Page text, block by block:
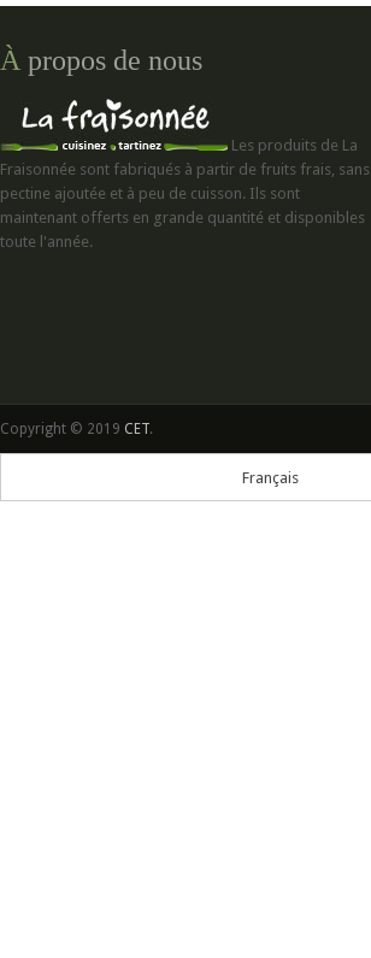
À propos de nous
Les produits de La
Fraisonnée sont fabriqués à partir de fruits frais, sans
pectine ajoutée et à peu de cuisson. Ils sont
maintenant offerts en grande quantité et disponibles
toute l'année.
Copyright © 2019 CET.
Français